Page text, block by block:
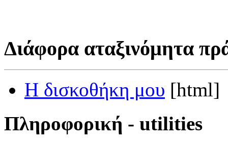
Διάφορα αταξινόμητα
Η δισκοθήκη μου [html]
Πληροφορική - utilities